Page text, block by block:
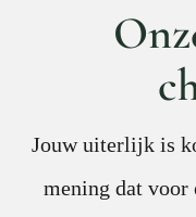
Jouw uiterlijk is
mening dat voor